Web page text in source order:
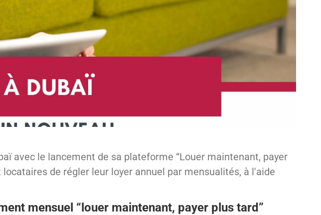
avec le lancement de sa plateforme “Louer maintenant, payer
de régler leur loyer annuel par mensualités, à l'aide
mensuel “louer maintenant, payer plus tard”